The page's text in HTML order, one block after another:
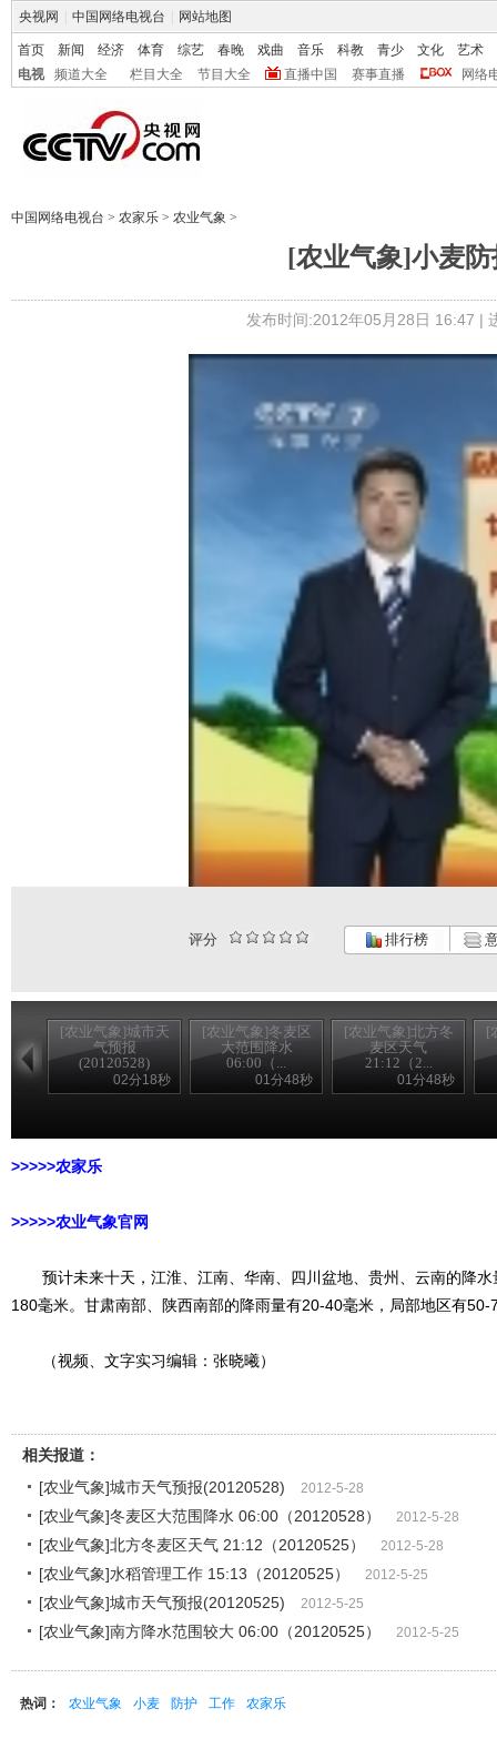
央视网 中国网络电视台 网站地图
首页 新闻 经济 体育 综艺 春晚 戏曲 音乐 科教 青少 文化
艺术
电视
频道大全 栏目大全 节目大全 直播中国 赛事直播 网络
中国网络电视台 > 农家乐 > 农业气象 >
[农业气象]小麦防
发布时间:2012年05月28日 16:47 |
评分 排行榜
[农业气象]城市天
气预报
(20120528)
02分18秒
[农业气象]冬麦区
大范围降水
06:00（...
01分48秒
[农业气象]北方冬
麦区天气
21:12（2...
01分48秒
[
>>>>>农家乐
>>>>>农业气象官网
预计未来十天，江淮、江南、华南、四川盆地、贵州、云南的降水
180毫米。甘肃南部、陕西南部的降雨量有20-40毫米，局部地区有50-
（视频、文字实习编辑：张晓曦）
相关报道：
[农业气象]城市天气预报(20120528)
2012-5-28
[农业气象]冬麦区大范围降水 06:00（20120528） 2012-5-28
[农业气象]北方冬麦区天气 21:12（20120525） 2012-5-28
[农业气象]水稻管理工作 15:13（20120525） 2012-5-25
[农业气象]城市天气预报(20120525) 2012-5-25
[农业气象]南方降水范围较大 06:00（20120525） 2012-5-25
热词： 农业气象 小麦 防护 工作 农家乐